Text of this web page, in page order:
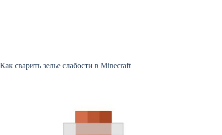
Как сварить зелье слабости в Minecraft